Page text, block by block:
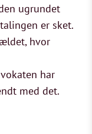
ugrundet
er sket.
hvor
har
med det.